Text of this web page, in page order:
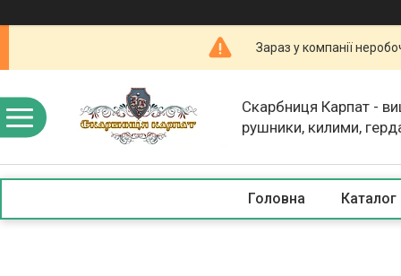
Зараз у компанії
Скарбниця Карпат -
рушники, килими,
Головна Каталог